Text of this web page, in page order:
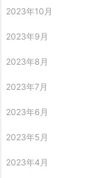
2023年10月
2023年9月
2023年8月
2023年7月
2023年6月
2023年5月
2023年4月